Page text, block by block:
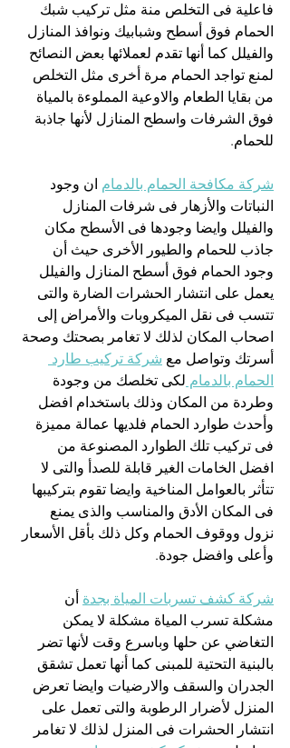
فاعلية فى التخلص منة مثل تركيب شبك
الحمام فوق أسطح وشبابيك ونوافذ المنازل
والفيلل كما أنها تقدم لعملائها بعض النصائح
لمنع تواجد الحمام مرة أخرى مثل التخلص
من بقايا الطعام والاوعية المملوءة بالمياة
فوق الشرفات واسطح المنازل لأنها جاذبة
للحمام.
شركة مكافحة الحمام بالدمام ان وجود
النباتات والأزهار فى شرفات المنازل
والفيلل وايضا وجودها فى الأسطح مكان
جاذب للحمام والطيور الأخرى حيث أن
وجود الحمام فوق أسطح المنازل والفيلل
يعمل على انتشار الحشرات الضارة والتى
تتسب فى نقل الميكروبات والأمراض إلى
اصحاب المكان لذلك لا تغامر بصحتك وصحة
أسرتك وتواصل مع شركة تركيب طارد
الحمام بالدمام لكى تخلصك من وجودة
وطردة من المكان وذلك باستخدام افضل
وأحدث طوارد الحمام فلديها عمالة مميزة
فى تركيب تلك الطوارد المصنوعة من
افضل الخامات الغير قابلة للصدأ والتى لا
تتأثر بالعوامل المناخية وايضا تقوم بتركيبها
فى المكان الأدق والمناسب والذى يمنع
نزول ووقوف الحمام وكل ذلك بأقل الأسعار
وأعلى وافضل جودة.
شركة كشف تسربات المياة بجدة أن
مشكلة تسرب المياة مشكلة لا يمكن
التغاضي عن حلها وباسرع وقت لأنها تضر
بالبنية التحتية للمبنى كما أنها تعمل تشقق
الجدران والسقف والارضيات وايضا تعرض
المنزل لأضرار الرطوبة والتى تعمل على
انتشار الحشرات فى المنزل لذلك لا تغامر